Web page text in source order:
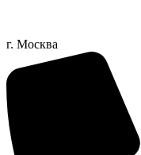
г. Москва